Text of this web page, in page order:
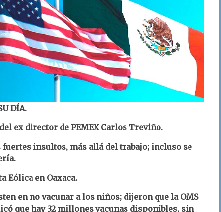
DÍA.
ex director de PEMEX Carlos Treviño.
insultos, más allá del trabajo; incluso se
Eólica en Oaxaca.
en no vacunar a los niños; dijeron que la OMS
que hay 32 millones vacunas disponibles, sin